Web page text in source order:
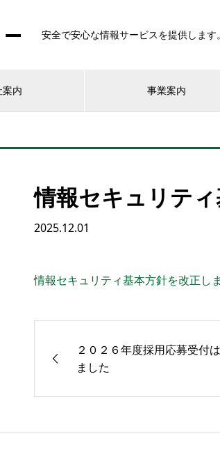
安全で安心な情報サービスを提供します。
案内 事業案内
情報セキュリテ
2025.12.01
情報セキュリティ基本方針を改正し
２０２６年度採用応募受付
ました